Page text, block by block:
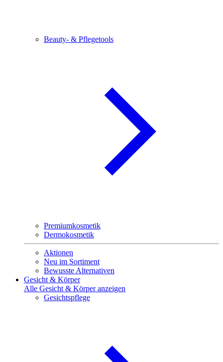
Beauty- & Pflegetools
Premiumkosmetik
Dermokosmetik
Aktionen
Neu im Sortiment
Bewusste Alternativen
Gesicht & Körper
Alle Gesicht & Körper anzeigen
Gesichtspflege